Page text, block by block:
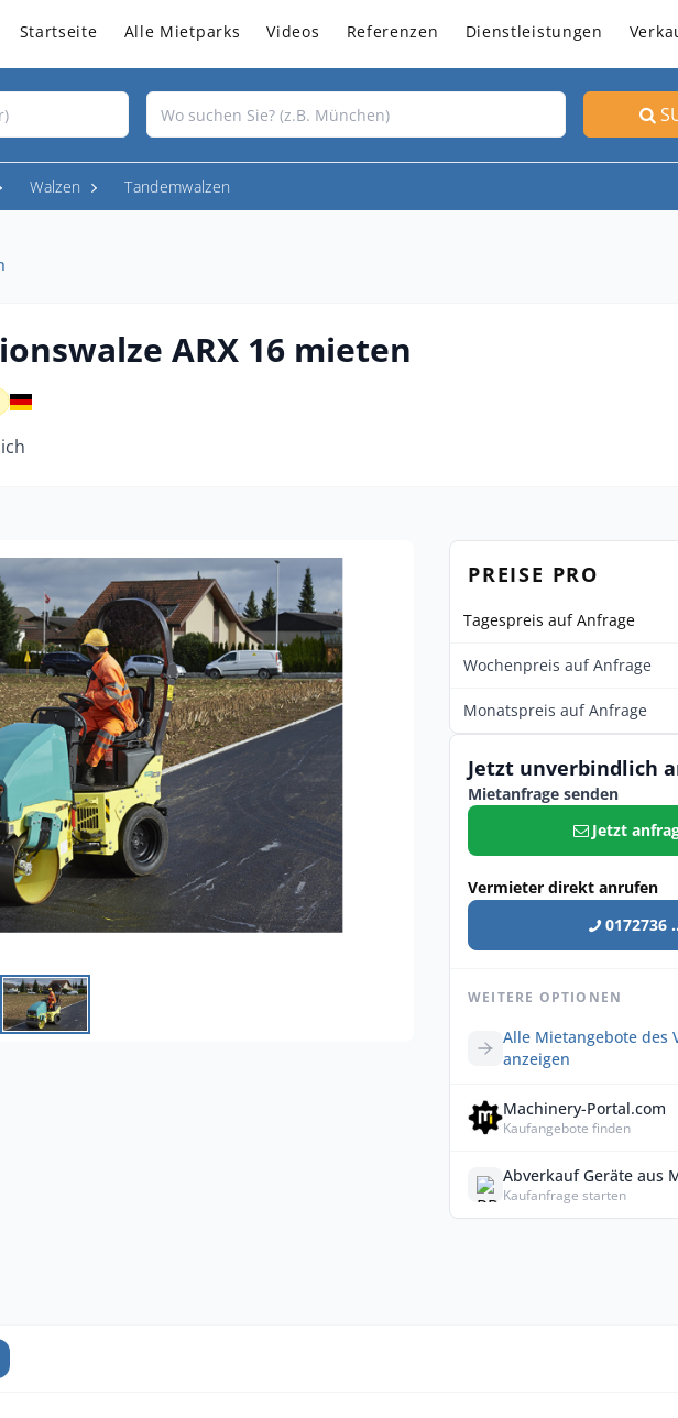
Startseite Alle Mietparks Videos Referenzen Dienstleistungen
Walzen Tandemwalzen
ARX 16 mieten
PREISE PRO
Tagespreis auf Anfrage
Wochenpreis auf Anfrage
Monatspreis auf Anfrage
Jetzt unverbindlich
Mietanfrage senden
Jetzt
Vermieter direkt anrufen
0172736
WEITERE OPTIONEN
Alle Mietangebote des
anzeigen
Machinery-Portal.com
Kaufangebote finden
Abverkauf Geräte aus
Kaufanfrage starten